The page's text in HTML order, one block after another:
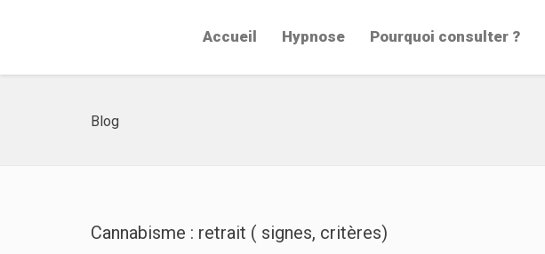
Accueil Hypnose Pourquoi consulter ?
Blog
Cannabisme : retrait ( signes, critères)